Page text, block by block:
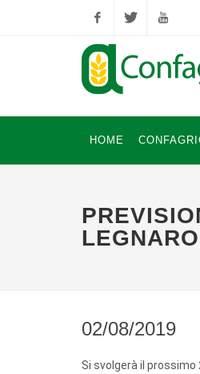
FacebookTwitter YouTube
HOME
02/08/2019
Si svolgerà il prossimo